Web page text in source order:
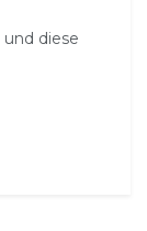
diese